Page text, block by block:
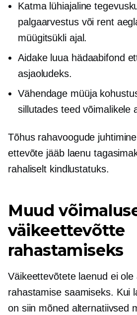
Katma lühiajaline
palgaarvestus või rent
müügitsükli ajal.
Aidake luua hädaabifond
asjaoludeks.
Vähendage müüja
sillutades teed võimalikele
Tõhus rahavoogude
ettevõte jääb laenu
rahaliselt kindlustatuks.
Muud
väikeettevõtte
rahastamiseks
Väikeettevõtete laenud ei ole
rahastamise saamiseks. Kui
on siin mõned alternatiivsed